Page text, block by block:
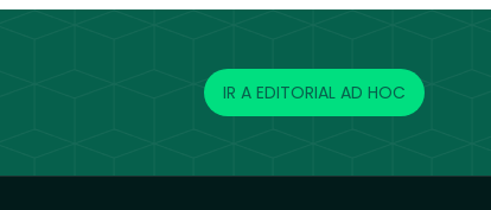
IR A EDITORIAL AD HOC